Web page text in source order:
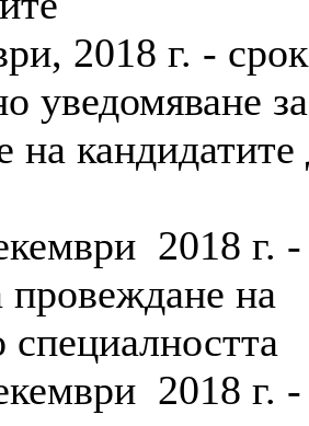
2018 г. - срок
уведомяване за
на кандидатите
2018 г. -
провеждане на
специалността
2018 г. -